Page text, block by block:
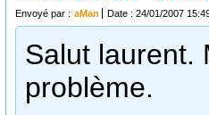
Envoyé par : aMan Date : 24/01/2007
Salut laurent.
problème.